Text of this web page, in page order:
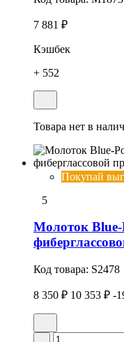
7 881 ₽
Кэшбек
+ 552
Товара нет в
Покупай
5
Молоток Blue-
Код товара: S2478
8 350 ₽ 10 353 ₽ -